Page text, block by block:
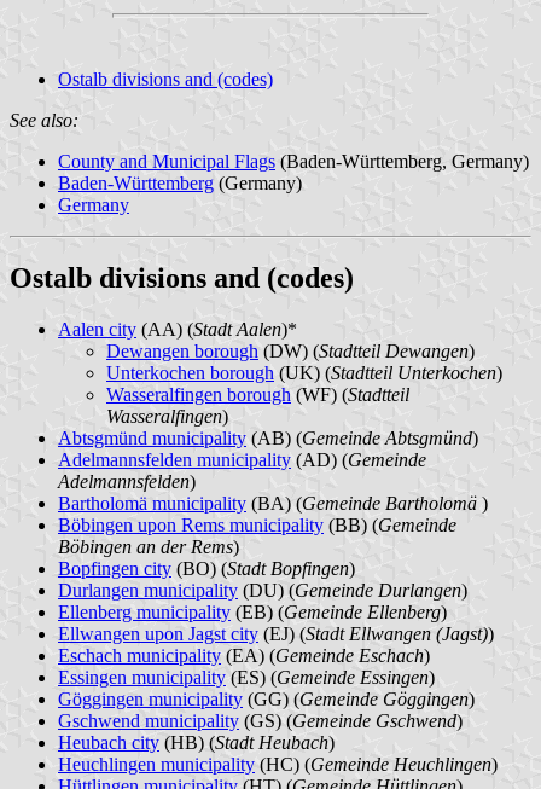
Ostalb divisions and (codes)
See also:
County and Municipal Flags (Baden-Württemberg, Germany)
Baden-Württemberg (Germany)
Germany
Ostalb divisions and (codes)
Aalen city (AA) (Stadt Aalen)*
Dewangen borough (DW) (Stadtteil Dewangen)
Unterkochen borough (UK) (Stadtteil Unterkochen)
Wasseralfingen borough (WF) (Stadtteil
Wasseralfingen)
Abtsgmünd municipality (AB) (Gemeinde Abtsgmünd)
Adelmannsfelden municipality (AD) (Gemeinde
Adelmannsfelden)
Bartholomä municipality (BA) (Gemeinde Bartholomä )
Böbingen upon Rems municipality (BB) (Gemeinde
Böbingen an der Rems)
Bopfingen city (BO) (Stadt Bopfingen)
Durlangen municipality (DU) (Gemeinde Durlangen)
Ellenberg municipality (EB) (Gemeinde Ellenberg)
Ellwangen upon Jagst city (EJ) (Stadt Ellwangen (Jagst))
Eschach municipality (EA) (Gemeinde Eschach)
Essingen municipality (ES) (Gemeinde Essingen)
Göggingen municipality (GG) (Gemeinde Göggingen)
Gschwend municipality (GS) (Gemeinde Gschwend)
Heubach city (HB) (Stadt Heubach)
Heuchlingen municipality (HC) (Gemeinde Heuchlingen)